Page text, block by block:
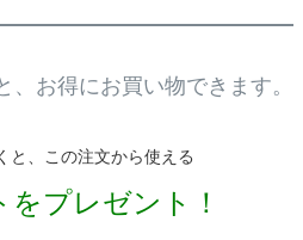
お得にお買い物できます。
と、この注文から使える
をプレゼント！